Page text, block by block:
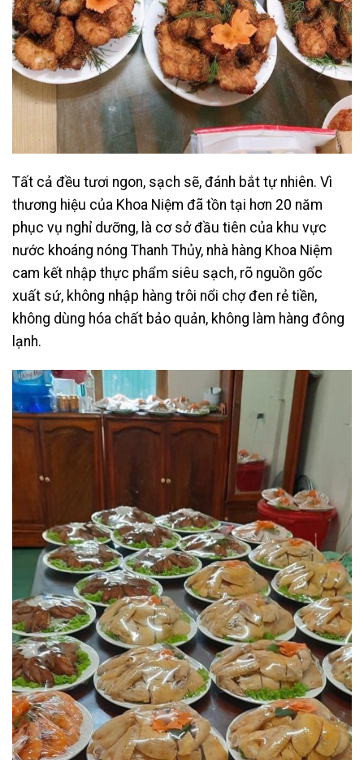
Tất cả đều tươi ngon, sạch sẽ, đánh bắt tự nhiên. Vì
thương hiệu của Khoa Niệm đã tồn tại hơn 20 năm
phục vụ nghỉ dưỡng, là cơ sở đầu tiên của khu vực
nước khoáng nóng Thanh Thủy, nhà hàng Khoa Niệm
cam kết nhập thực phẩm siêu sạch, rõ nguồn gốc
xuất sứ, không nhập hàng trôi nổi chợ đen rẻ tiền,
không dùng hóa chất bảo quản, không làm hàng đông
lạnh.